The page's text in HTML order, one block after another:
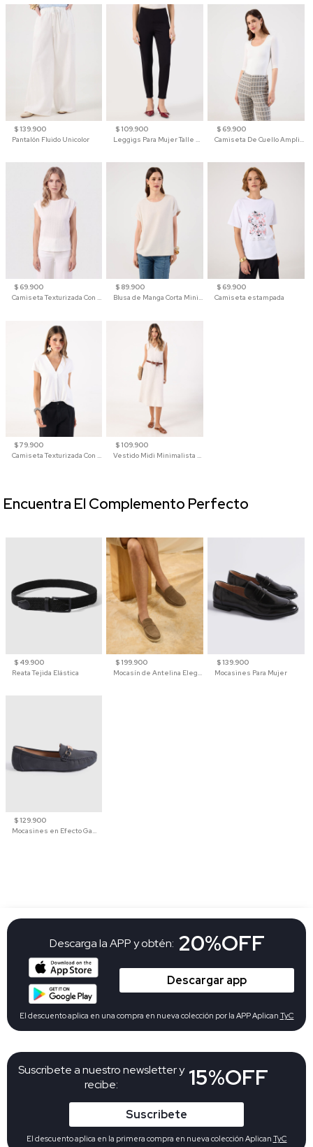
$ 139.900
Pantalón Fluido Unicolor
$ 109.900
Leggigs Para Mujer Talle Alto Liso
$ 69.900
Camiseta De Cuello Amplio Y Manga 3/4 Para Mujer
$ 69.900
Camiseta Texturizada Con Hombro Caído Para Mujer
$ 89.900
Blusa de Manga Corta Minimalista para Mujer
$ 69.900
Camiseta estampada
$ 79.900
Camiseta Texturizada Con Cuello En V Para Mujer
$ 109.900
Vestido Midi Minimalista De Silueta Amplia
$ 49.900
Reata Tejida Elástica
$ 199.900
Mocasín de Antelina Elegante con Suela de Contraste Para Hombre
$ 139.900
Mocasines Para Mujer
$ 129.900
Mocasines en Efecto Gamuzado Para Mujer
Encuentra El Complemento Perfecto
Suscribete a nuestro newsletter y
recibe:
15%OFF
Suscribete
El descuento aplica en la primera compra en nueva colección Aplican TyC
Descarga la APP y obtén: 20%OFF
Descargar app
El descuento aplica en una compra en nueva colección por la APP Aplican TyC